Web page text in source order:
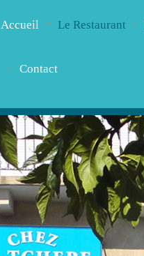
Accueil Le Restaurant
Contact